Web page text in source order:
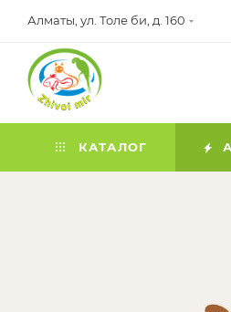
Алматы, ул. Толе би, д. 160
КАТАЛОГ